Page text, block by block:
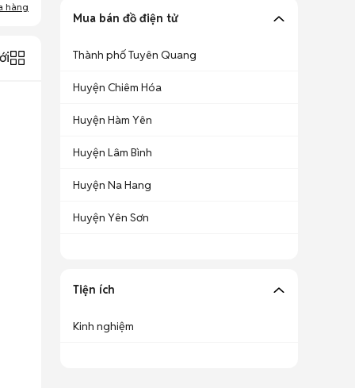
hàng
Mua bán đồ điện tử
Thành phố Tuyên Quang
Huyện Chiêm Hóa
Huyện Hàm Yên
Huyện Lâm Bình
Huyện Na Hang
Huyện Yên Sơn
Tiện ích
Kinh nghiệm